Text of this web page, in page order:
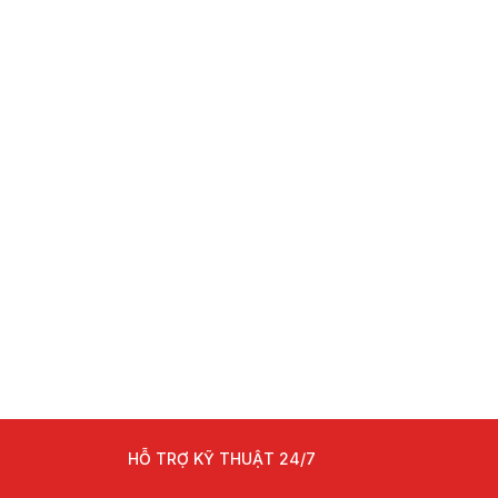
HỖ TRỢ KỸ THUẬT 24/7